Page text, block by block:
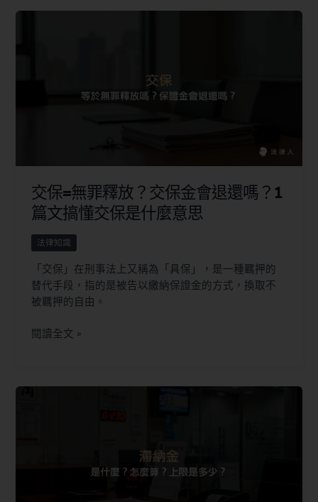
交保=無罪釋放？交保金會退還嗎？1
篇文搞懂交保是什麼意思
法律知識
「交保」在刑事法上又稱為「具保」，是一種羈押的
替代手段，指的是被告以繳納保證金的方式，換取不
被羈押的自由。
閱讀全文 »